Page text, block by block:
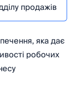
продажів
яка дає
робочих